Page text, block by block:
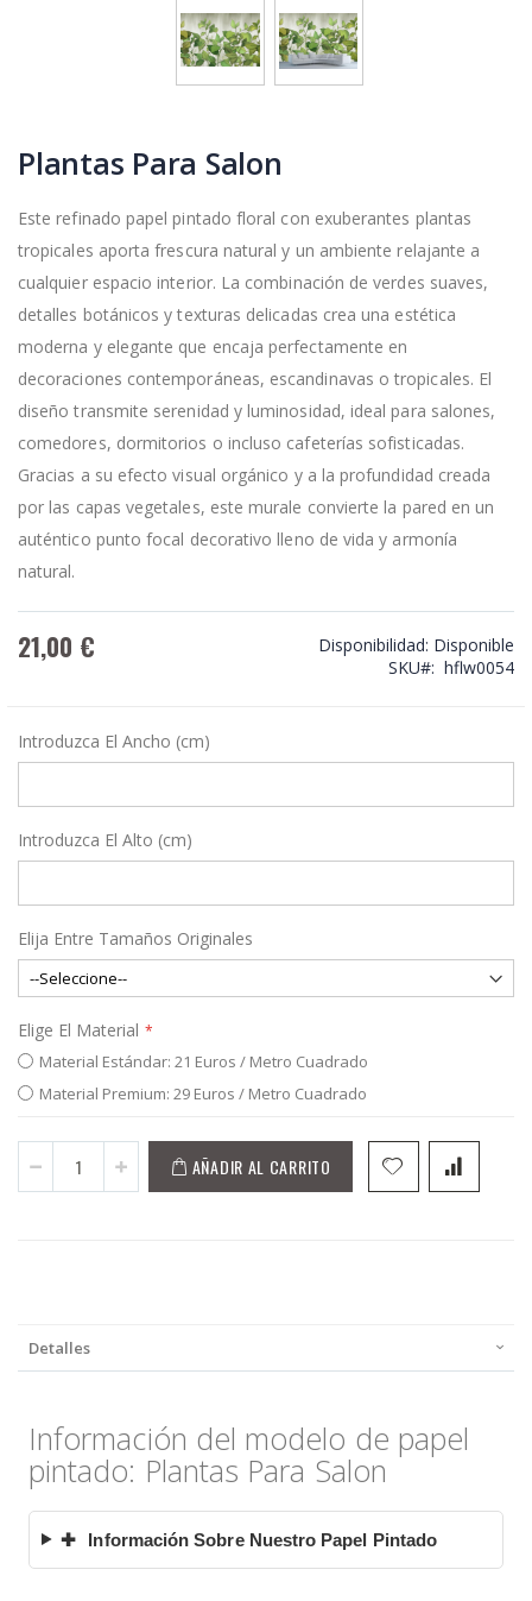
Plantas Para Salon
Este refinado papel pintado floral con exuberantes plantas
tropicales aporta frescura natural y un ambiente relajante a
cualquier espacio interior. La combinación de verdes suaves,
detalles botánicos y texturas delicadas crea una estética
moderna y elegante que encaja perfectamente en
decoraciones contemporáneas, escandinavas o tropicales. El
diseño transmite serenidad y luminosidad, ideal para salones,
comedores, dormitorios o incluso cafeterías sofisticadas.
Gracias a su efecto visual orgánico y a la profundidad creada
por las capas vegetales, este murale convierte la pared en un
auténtico punto focal decorativo lleno de vida y armonía
natural.
21,00 € Disponibilidad: Disponible
SKU
hflw0054
Introduzca El Ancho (cm)
Introduzca El Alto (cm)
Elija Entre Tamaños Originales
Elige El Material
Material Estándar: 21 Euros / Metro Cuadrado
Material Premium: 29 Euros / Metro Cuadrado
AÑADIR AL CARRITO
Detalles
Información del modelo de papel
pintado: Plantas Para Salon
✚ Información Sobre Nuestro Papel Pintado